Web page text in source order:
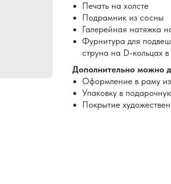
Печать на холсте
Подрамник из сосны
Галерейная натяжка
Фурнитура для
струна на D-кольцах
Дополнительно можно
Оформление в раму из
Упаковку в
Покрытие